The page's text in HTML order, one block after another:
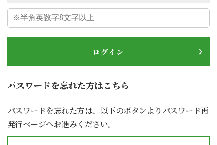
ログイン
パスワードを忘れた方はこちら
パスワードを忘れた方は、以下のボタンよりパスワード再
発行ページへお進みください。